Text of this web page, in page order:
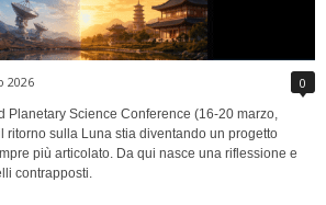
2026 0
Planetary Science Conference (16-20 marzo,
ritorno sulla Luna stia diventando un progetto
più articolato. Da qui nasce una riflessione e
contrapposti.